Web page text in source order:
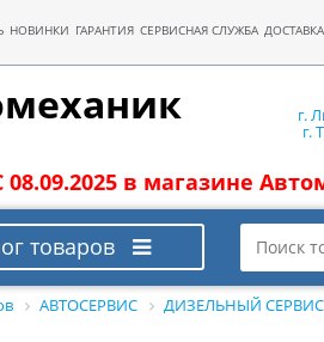
НОВИНКИ ГАРАНТИЯ СЕРВИСНАЯ СЛУЖБА ДОСТАВКА
г.
г.
08.09.2025 в магазине
товаров
АВТОСЕРВИС ДИЗЕЛЬНЫЙ СЕРВИС